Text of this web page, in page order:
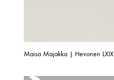
Maisa Majakka | Hevonen LXIX